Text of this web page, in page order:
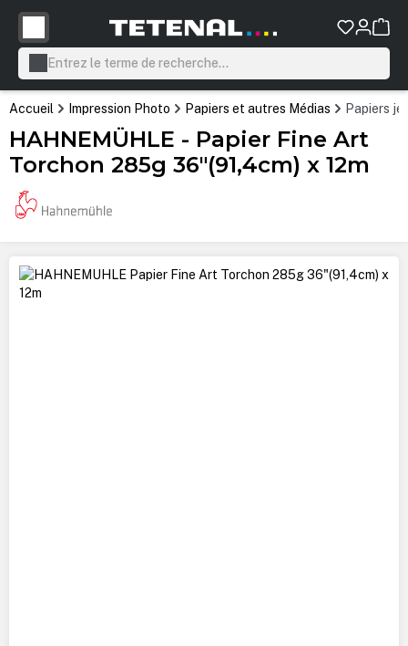
principal
Accueil Impression Photo Papiers et autres Médias Papiers
HAHNEMÜHLE - Papier Fine Art
Torchon 285g 36"(91,4cm) x 12m
Ignorer la galerie d'images